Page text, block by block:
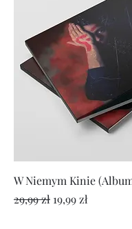
W Niemym Kinie
Regularna cena
29,99 zł Cena rabatowa
19,99 zł